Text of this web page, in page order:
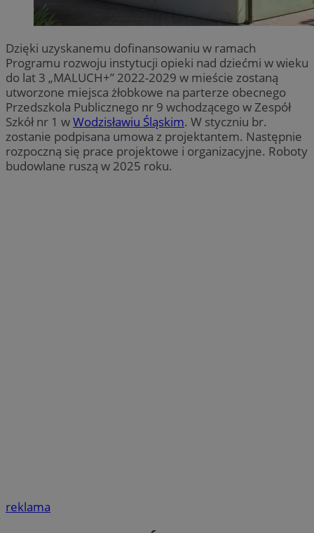
Dzięki uzyskanemu dofinansowaniu w ramach
Programu rozwoju instytucji opieki nad dziećmi w wieku
do lat 3 „MALUCH+” 2022-2029 w mieście zostaną
utworzone miejsca żłobkowe na parterze obecnego
Przedszkola Publicznego nr 9 wchodzącego w Zespół
Szkół nr 1 wWodzisławiu Śląskim. W styczniu br.
zostanie podpisana umowa z projektantem. Następnie
rozpoczną się prace projektowe i organizacyjne. Roboty
budowlane ruszą w 2025 roku.
reklama